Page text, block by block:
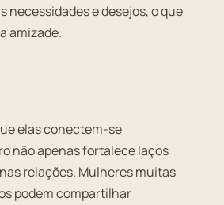
e desejos, o que
amizade.
elas conectem-se
não apenas fortalece laços
relações. Mulheres muitas
podem compartilhar